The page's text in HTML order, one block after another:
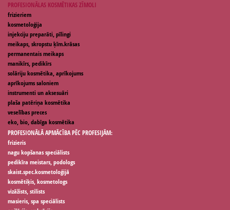
PROFESIONĀLAS KOSMĒTIKAS ZĪMOLI
frizieriem
kosmetoloģija
injekciju preparāti, pīlingi
meikaps, skropstu ķīm.krāsas
permanentais meikaps
manikīrs, pedikīrs
solāriju kosmētika, aprīkojums
aprīkojums saloniem
instrumenti un aksesuāri
plaša patēriņa kosmētika
veselības preces
eko, bio, dabīga kosmētika
PROFESIONĀLĀ APMĀCĪBA PĒC PROFESIJĀM:
frizieris
nagu kopšanas speciālists
pedikīra meistars, podologs
skaist.spec.kosmetoloģijā
kosmētiķis, kosmetologs
vizāžists, stilists
masieris, spa speciālists